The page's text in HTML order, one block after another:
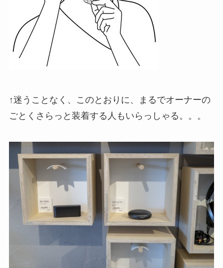
↑迷うことなく、このとおりに、まるでオーナーの
ごとくさらっと装着する人もいらっしゃる。。。